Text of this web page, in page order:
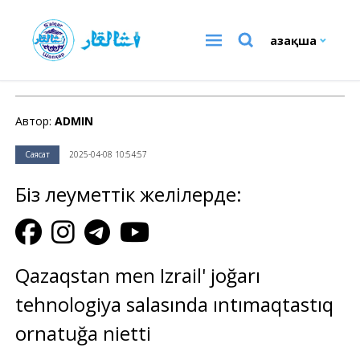
Қазақша
Автор: ADMIN
Саясат 2025-04-08 10:54:57
Біз әлеуметтік желілерде:
Qazaqstan men Izrail' joğarı
tehnologiya salasında ıntımaqtastıq
ornatuğa nietti